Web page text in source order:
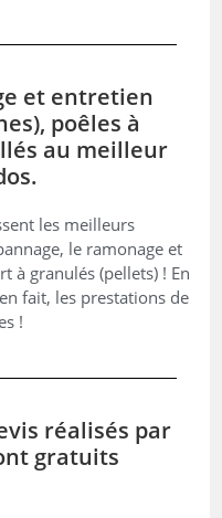
et entretien
poêles à
au meilleur
les meilleurs
le ramonage et
à granulés (pellets) ! En
fait, les prestations de
!
réalisés par
gratuits